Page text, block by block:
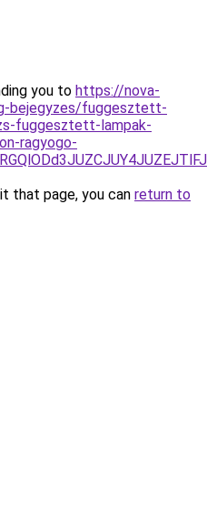
you to https://nova-
bejegyzes/fuggesztett-
fuggesztett-lampak-
ragyogo-
that page, you can return to